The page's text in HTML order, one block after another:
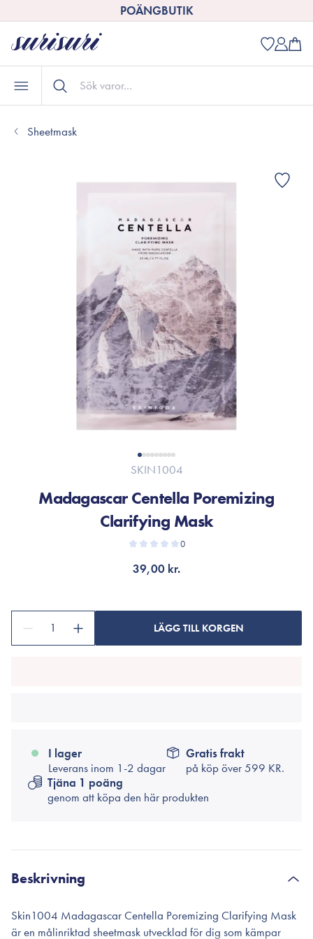
POÄNGBUTIK
Sheetmask
SKIN1004
Madagascar Centella Poremizing
Clarifying Mask
0
39,00 kr.
1 LÄGG TILL KORGEN
I lager
Leverans inom 1-2 dagar
Gratis frakt
på köp över599 KR.
Tjäna 1 poäng
genom att köpa den här produkten
Beskrivning
Skin1004 Madagascar Centella Poremizing Clarifying Mask
är en målinriktad sheetmask utvecklad för dig som kämpar